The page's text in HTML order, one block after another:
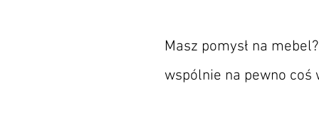
Masz pomysł na
wspólnie na pewno coś